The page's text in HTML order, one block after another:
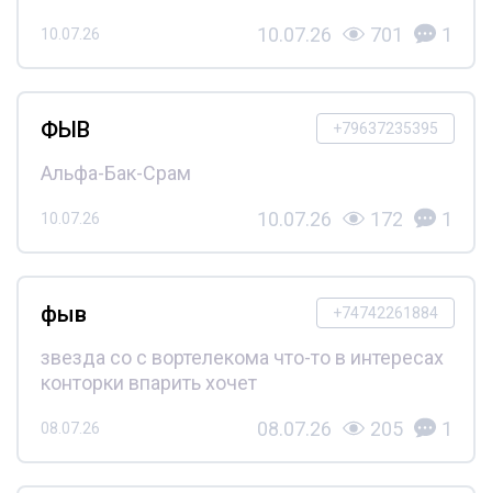
10.07.26 10.07.26 701 1
+79637235395
ФЫВ
Альфа-Бак-Срам
10.07.26 10.07.26 172 1
+74742261884
фыв
звезда со с вортелекома что-то в интересах
конторки впарить хочет
08.07.26 08.07.26 205 1